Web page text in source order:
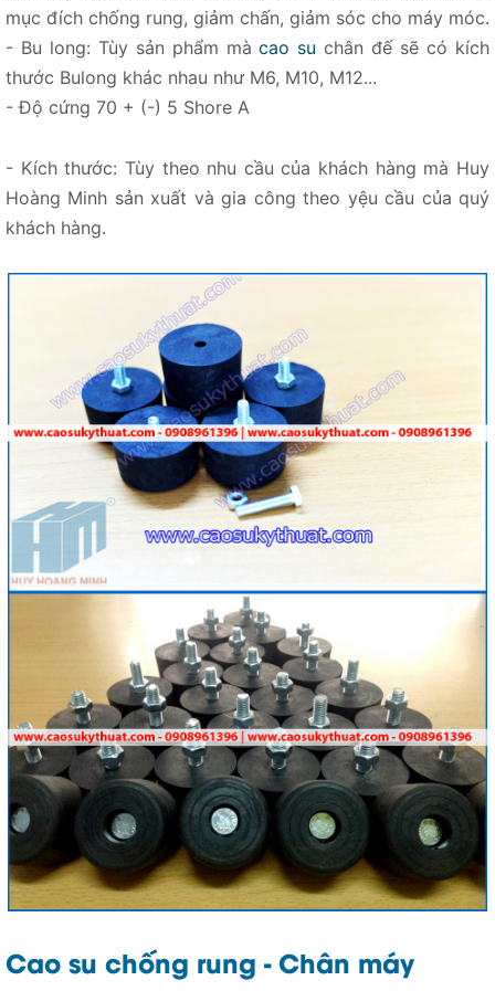
mục đích chống rung, giảm chấn, giảm sóc cho máy móc.
- Bu long: Tùy sản phẩm màcao su chân đế sẽ có kích
thước Bulong khác nhau như M6, M10, M12...
- Độ cứng 70 + (-) 5 Shore A
- Kích thước: Tùy theo nhu cầu của khách hàng mà Huy
Hoàng Minh sản xuất và gia công theo yệu cầu của quý
khách hàng.
Cao su chống rung - Chân máy